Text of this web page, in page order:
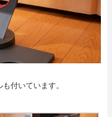
付いています。